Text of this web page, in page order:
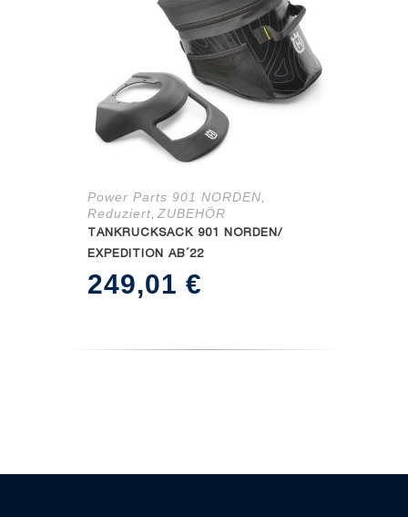
Power Parts 901 NORDEN,
Reduziert, ZUBEHÖR
TANKRUCKSACK 901 NORDEN/
EXPEDITION AB´22
249,01 €